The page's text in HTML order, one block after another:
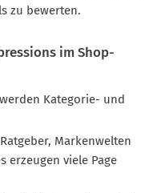
zu bewerten.
im Shop-
Kategorie- und
Markenwelten
erzeugen viele Page